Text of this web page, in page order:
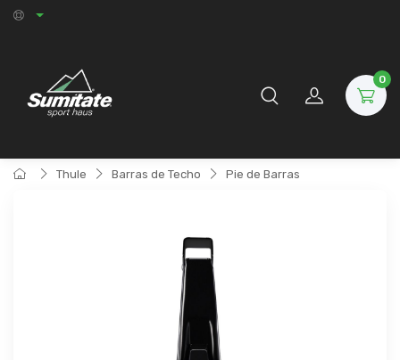
0
Thule Barras de Techo Pie de Barras